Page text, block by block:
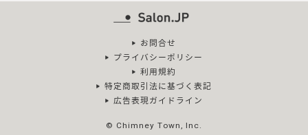
お問合せ
プライバシーポリシー
利用規約
特定商取引法に基づく表記
広告表現ガイドライン
© Chimney Town, Inc.